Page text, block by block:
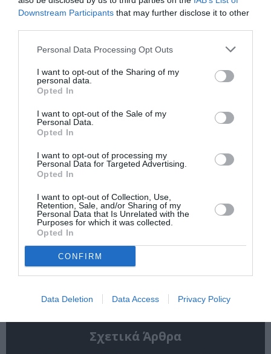
Downstream Participants that may further disclose it to other
Personal Data Processing Opt Outs
I want to opt-out of the Sharing of my
personal data.
Opted In
I want to opt-out of the Sale of my
Personal Data.
Opted In
I want to opt-out of processing my
Personal Data for Targeted Advertising.
Opted In
I want to opt-out of Collection, Use,
Retention, Sale, and/or Sharing of my
Personal Data that Is Unrelated with the
Purposes for which it was collected.
Opted In
CONFIRM
Data Deletion Data Access Privacy Policy
Νέοι Διαγωνισμοί ❯
Tags
ΑΙΜΙΛΙΑ ΜΠΟΥΡΙΤΗ
Newsletter
Κάθε βδομάδα στο e-mail σας τα τελευταία νέα για
Ακολουθήστε το Culturenow.gr
Σχετικά Άρθρα